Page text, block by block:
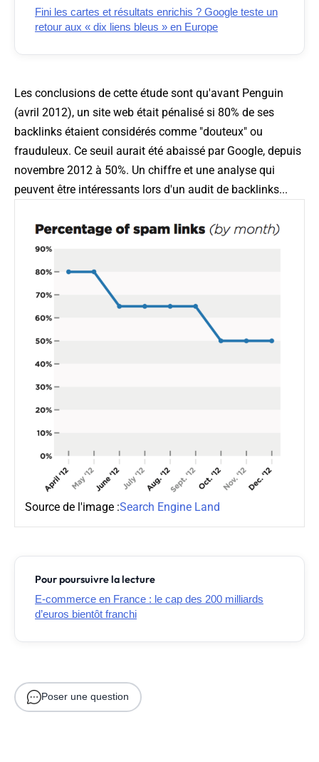
Fini les cartes et résultats enrichis ? Google teste un
retour aux « dix liens bleus » en Europe
Les conclusions de cette étude sont qu'avant Penguin
(avril 2012), un site web était pénalisé si 80% de ses
backlinks étaient considérés comme "douteux" ou
frauduleux. Ce seuil aurait été abaissé par Google, depuis
novembre 2012 à 50%. Un chiffre et une analyse qui
peuvent être intéressants lors d'un audit de backlinks...
Source de l'image :Search Engine Land
Pour poursuivre la lecture
E-commerce en France : le cap des 200 milliards
d’euros bientôt franchi
Poser une question